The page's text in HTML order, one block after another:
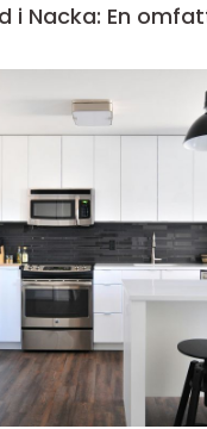
i Nacka: En